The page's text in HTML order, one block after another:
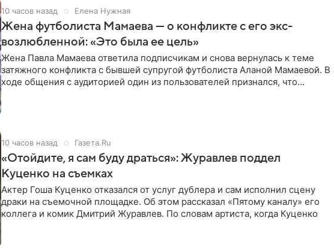
10 часов назад Елена Нужная
Жена футболиста Мамаева — о конфликте с его экс-
возлюбленной: «Это была ее цель»
Жена Павла Мамаева ответила подписчикам и снова вернулась к теме
затяжного конфликта с бывшей супругой футболиста Аланой Мамаевой. В
ходе общения с аудиторией один из пользователей признался, что
10 часов назад Газета.Ru
«Отойдите, я сам буду драться»: Журавлев поддел
Куценко на съемках
Актер Гоша Куценко отказался от услуг дублера и сам исполнил сцену
драки на съемочной площадке. Об этом рассказал «Пятому каналу» его
коллега и комик Дмитрий Журавлев. По словам артиста, когда Куценко